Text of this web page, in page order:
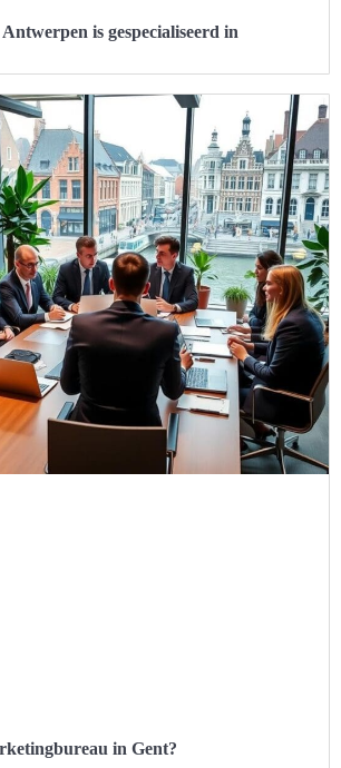
is gespecialiseerd in
in Gent?